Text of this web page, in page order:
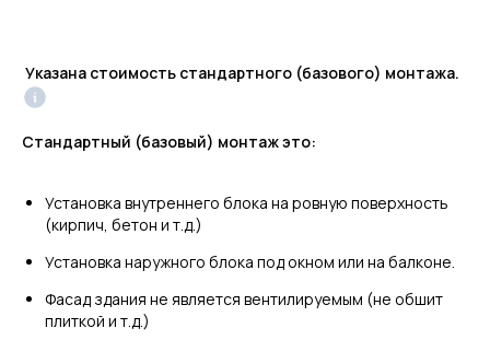
Указана стоимость стандартного (базового) монтажа.
Стандартный (базовый) монтаж это:
Установка внутреннего блока на ровную поверхность
(кирпич, бетон и т.д.)
Установка наружного блока под окном или на балконе.
Фасад здания не является вентилируемым (не обшит
плиткой и т.д.)